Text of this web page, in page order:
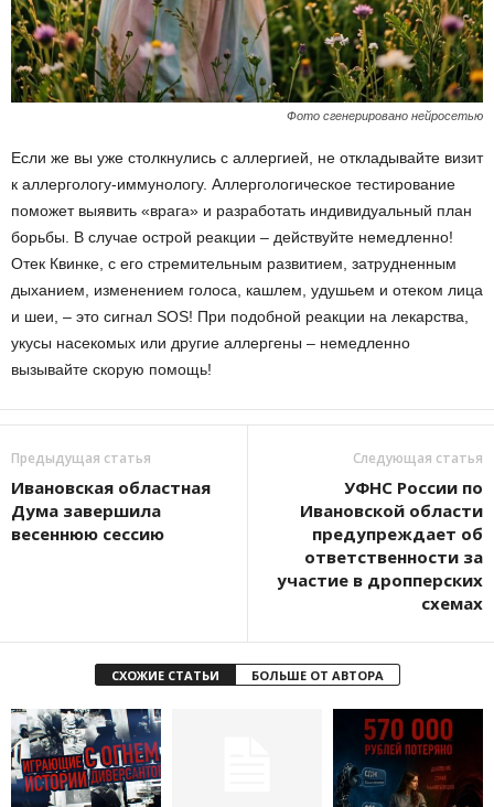
Фото сгенерировано нейросетью
Если же вы уже столкнулись с аллергией, не откладывайте визит
к аллергологу-иммунологу. Аллергологическое тестирование
поможет выявить «врага» и разработать индивидуальный план
борьбы. В случае острой реакции – действуйте немедленно!
Отек Квинке, с его стремительным развитием, затрудненным
дыханием, изменением голоса, кашлем, удушьем и отеком лица
и шеи, – это сигнал SOS! При подобной реакции на лекарства,
укусы насекомых или другие аллергены – немедленно
вызывайте скорую помощь!
Предыдущая статья
Ивановская областная
Дума завершила
весеннюю сессию
Следующая статья
УФНС России по
Ивановской области
предупреждает об
ответственности за
участие в дропперских
схемах
СХОЖИЕ СТАТЬИ БОЛЬШЕ ОТ АВТОРА